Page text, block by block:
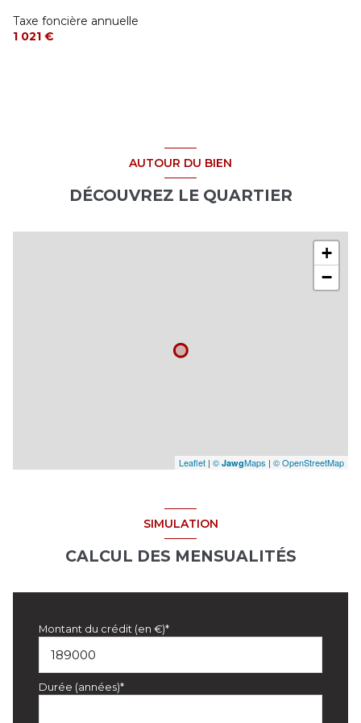
Taxe foncière annuelle
1 021 €
AUTOUR DU BIEN
DÉCOUVREZ LE QUARTIER
+
−
Leaflet | © JawgMaps | © OpenStreetMap
SIMULATION
CALCUL DES MENSUALITÉS
Montant du crédit (en €)*
Durée (années)*